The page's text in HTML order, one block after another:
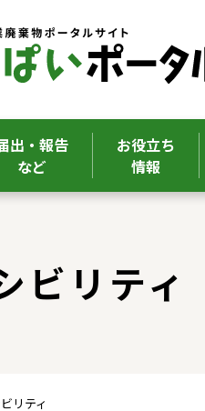
出・報告
など
お役立ち
情報
ビリティ
リティ